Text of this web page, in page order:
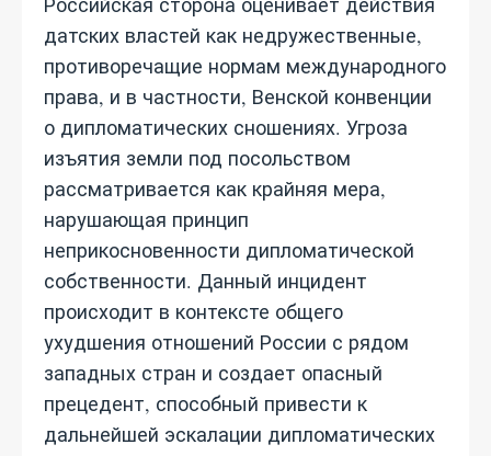
датских властей как недружественные,
противоречащие нормам международного
права, и в частности, Венской конвенции
о дипломатических сношениях. Угроза
изъятия земли под посольством
рассматривается как крайняя мера,
нарушающая принцип
неприкосновенности дипломатической
собственности. Данный инцидент
происходит в контексте общего
ухудшения отношений России с рядом
западных стран и создает опасный
прецедент, способный привести к
дальнейшей эскалации дипломатических